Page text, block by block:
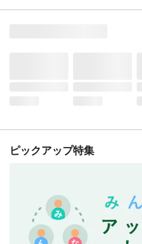
ピックアップ特集